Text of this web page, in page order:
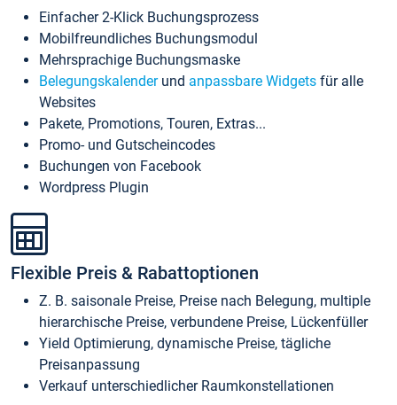
Einfacher 2-Klick Buchungsprozess
Mobilfreundliches Buchungsmodul
Mehrsprachige Buchungsmaske
Belegungskalenderund anpassbare Widgets für alle
Websites
Pakete, Promotions, Touren, Extras...
Promo- und Gutscheincodes
Buchungen von Facebook
Wordpress Plugin
Flexible Preis & Rabattoptionen
Z. B. saisonale Preise, Preise nach Belegung, multiple
hierarchische Preise, verbundene Preise, Lückenfüller
Yield Optimierung, dynamische Preise, tägliche
Preisanpassung
Verkauf unterschiedlicher Raumkonstellationen